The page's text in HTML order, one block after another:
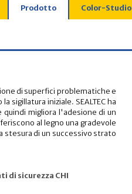
Prodotto Color-Studio
di superfici problematiche e
sigillatura iniziale. SEALTEC ha
migliora l'adesione di un
al legno una gradevole
stesura di un successivo strato
di sicurezza CHI